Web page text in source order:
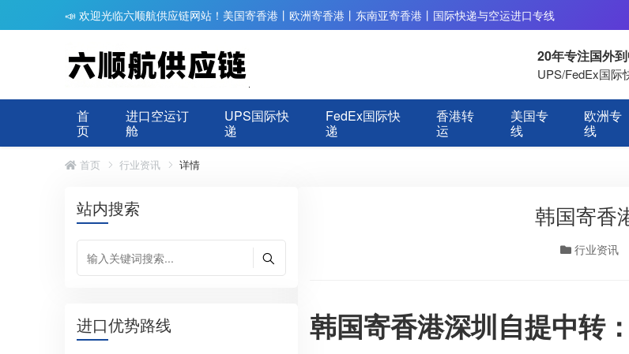
📣 欢迎光临六顺航供应链网站！美国寄香港丨欧洲寄香港丨东南亚寄香港丨国际快递与空运进口专线
20年专注国外
UPS/FedEx国际
首
页
进口空运订
舱
UPS国际快
递
FedEx国际快
递
香港转
运
美国专
线
欧洲专
线
首页 行业资讯 详情
站内搜索
进口优势路线
韩国寄香
行业资讯
韩国寄香港深圳自提中转